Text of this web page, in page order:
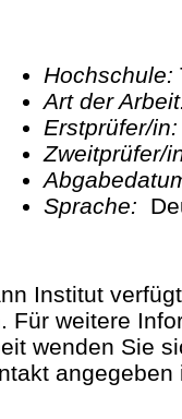
Hochschule:
Art der
Erstprüfer/
Sprache:
Institut
Für weitere
wenden Sie